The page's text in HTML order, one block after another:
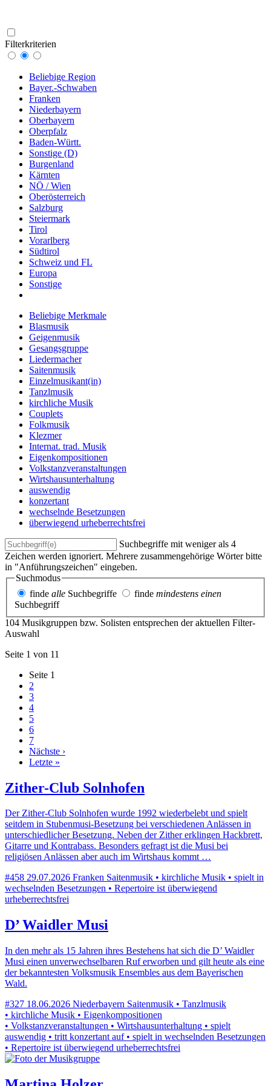
Filterkriterien
Beliebige Region
Bayer.-Schwaben
Franken
Niederbayern
Oberbayern
Oberpfalz
Baden-Württ.
Sonstige (D)
Burgenland
Kärnten
NÖ / Wien
Oberösterreich
Salzburg
Steiermark
Tirol
Vorarlberg
Südtirol
Schweiz und FL
Europa
Sonstige
Beliebige Merkmale
Blasmusik
Geigenmusik
Gesangsgruppe
Liedermacher
Saitenmusik
Einzelmusikant(in)
Tanzlmusik
kirchliche Musik
Couplets
Folkmusik
Klezmer
Internat. trad. Musik
Eigenkompositionen
Volkstanzveranstaltungen
Wirtshausunterhaltung
auswendig
konzertant
wechselnde Besetzungen
überwiegend urheberrechtsfrei
Suchbegriffe mit weniger als 4
Zeichen werden ignoriert. Mehrere zusammengehörige Wörter bitte
in "Anführungszeichen" eingeben.
Suchmodus
finde alle Suchbegriffe finde mindestens einen
Suchbegriff
104 Musikgruppen bzw. Solisten entsprechen der aktuellen Filter-
Auswahl
Seite 1 von 11
Seite 1
2
3
4
5
6
7
Nächste ›
Letzte »
Zither-Club Solnhofen
Der Zither-Club Solnhofen wurde 1992 wiederbelebt und spielt
seitdem in Stubenmusi-Besetzung bei verschiedenen Anlässen in
unterschiedlicher Besetzung. Neben der Zither erklingen Hackbrett,
Gitarre und Kontrabass. Besonders gefragt ist die Musi bei
religiösen Anlässen aber auch im Wirtshaus kommt …
#458 29.07.2026 Franken Saitenmusik • kirchliche Musik • spielt in
wechselnden Besetzungen • Repertoire ist überwiegend
urheberrechtsfrei
D’ Waidler Musi
In den mehr als 15 Jahren ihres Bestehens hat sich die D’ Waidler
Musi einen unverwechselbaren Ruf erworben und gilt heute als eine
der bekanntesten Volksmusik Ensembles aus dem Bayerischen
Wald.
#327 18.06.2026 Niederbayern Saitenmusik • Tanzlmusik
• kirchliche Musik • Eigenkompositionen
• Volkstanzveranstaltungen • Wirtshausunterhaltung • spielt
auswendig • tritt konzertant auf • spielt in wechselnden Besetzungen
• Repertoire ist überwiegend urheberrechtsfrei